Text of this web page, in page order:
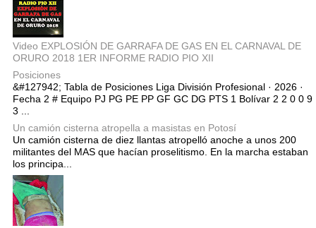
Video EXPLOSIÓN DE GARRAFA DE GAS EN EL CARNAVAL DE
ORURO 2018 1ER INFORME RADIO PIO XII
Posiciones
&#127942; Tabla de Posiciones Liga División Profesional · 2026 ·
Fecha 2 # Equipo PJ PG PE PP GF GC DG PTS 1 Bolívar 2 2 0 0 9
3 ...
Un camión cisterna atropella a masistas en Potosí
Un camión cisterna de diez llantas atropelló anoche a unos 200
militantes del MAS que hacían proselitismo. En la marcha estaban
los principa...